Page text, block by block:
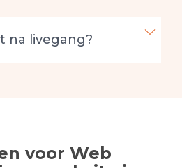
na livegang?
voor Web